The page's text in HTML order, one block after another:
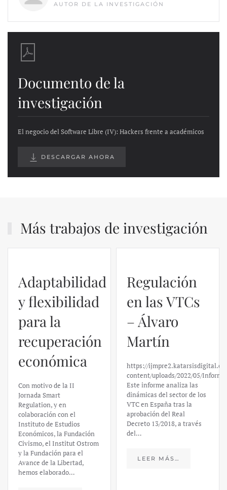
AUTOR DE LA INVESTIGACIÓN
Documento de la
investigación
El negocio del Software Libre (IV): Hackers frente a académicos
DESCARGAR AHORA
Más trabajos de investigación
Regulación
en las VTCs
– Álvaro
Martín
https://ijmpre2.katarsisdigital.com/wp-
content/uploads/2022/05/Informe_sobre_las_VTC.pdf
Este informe analiza las
dinámicas del sector de los
VTC en España tras la
aprobación del Real
Decreto 13/2018, a través
del…
LEER MÁS…
El caso de
Silicon
Valley Bank:
un análisis
financiero –
Daniel
Fernández